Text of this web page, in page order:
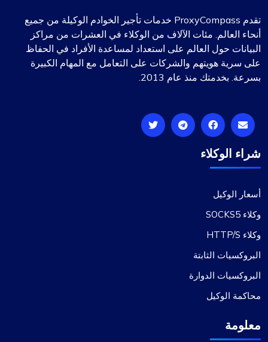
تقدم ProxyCompass خدمات تأجير الخوادم الوكيلة من جميع
أنحاء العالم. مئات الآلاف من الوكلاء في العشرات من مراكز
البيانات حول العالم على استعداد لمساعدة الأفراد في الحفاظ
على سرية هويتهم والشركات على التعامل مع المهام الكبيرة
بسرعة. بخدمتك منذ عام 2013.
شراء الوكلاء
أسعار الوكيل
وكلاء SOCKS5
وكلاء HTTP/S
البروكسيات الثابتة
البروكسيات الدوارة
محاكمة الوكيل
معلومة